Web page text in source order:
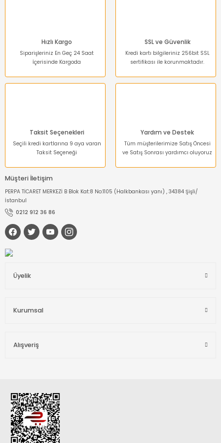
Gönder
Hızlı Kargo
Siparişleriniz En Geç 24 Saat
İçerisinde Kargoda
SSL ve Güvenlik
Kredi kartı bilgileriniz 256bit SSL
sertifikası ile korunmaktadır.
Taksit Seçenekleri
Seçili kredi kartlarına 9 aya varan
Taksit Seçeneği
Yardım ve Destek
Tüm müşterilerimize Satış Öncesi
ve Satış Sonrası yardımcı oluyoruz
Müşteri İletişim
PERPA TİCARET MERKEZİ B Blok Kat:8 No:1105 (Halkbankası yanı) , 34384 Şişli/
İstanbul
0212 912 36 86
Üyelik
Kurumsal
Alışveriş